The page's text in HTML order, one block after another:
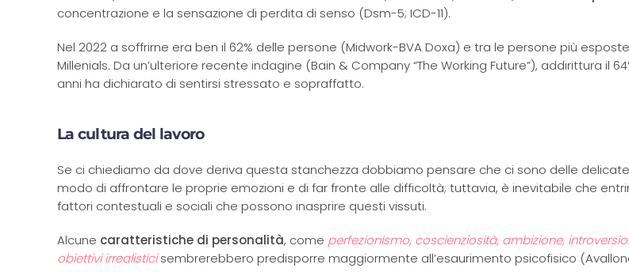
concentrazione e la sensazione di perdita di senso (Dsm-5; ICD-11).
Nel 2022 a soffrirne era ben il 62% delle persone (Midwork-BVA Doxa) e tra le persone più
Millenials. Da un’ulteriore recente indagine (Bain & Company “The Working Future”), addirittura il
anni ha dichiarato di sentirsi stressato e sopraffatto.
La cultura del lavoro
Se ci chiediamo da dove deriva questa stanchezza dobbiamo pensare che ci sono delle
modo di affrontare le proprie emozioni e di far fronte alle difficoltà; tuttavia, è inevitabile che
fattori contestuali e sociali che possono inasprire questi vissuti.
Alcune caratteristiche di personalità, come perfezionismo, coscienziosità, ambizione,
obiettivi irrealisticisembrerebbero predisporre maggiormente all’esaurimento psicofisico